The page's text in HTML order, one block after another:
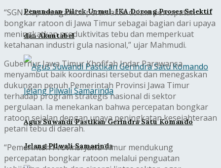
Penundaan Pilrek Unmul, IKA Dorong Proses Selektif
dan Akuntabel
Agus Suwandi Pastikan Gerindra Satu Komando
Jelang Pilwali Samarinda
“SGN siap mengambil peran aktif dalam percepatan
bongkar ratoon di Jawa Timur sebagai bagian dari upaya
meningkatkan produktivitas tebu dan memperkuat
ketahanan industri gula nasional,” ujar Mahmudi.
Gubernur Jawa Timur Khofifah Indar Parawansa
menyambut baik koordinasi tersebut dan menegaskan
dukungan penuh Pemerintah Provinsi Jawa Timur
terhadap program strategis nasional di sektor
pergulaan. Ia menekankan bahwa percepatan bongkar
ratoon sejalan dengan upaya peningkatan kesejahteraan
petani tebu di daerah.
“Pemerintah Provinsi Jawa Timur mendukung
percepatan bongkar ratoon melalui penguatan